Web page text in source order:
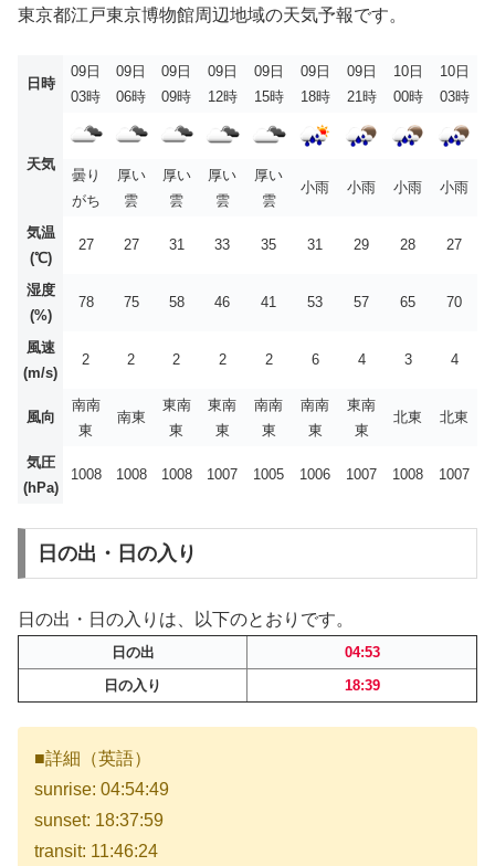
東京都江戸東京博物館周辺地域の天気予報です。
日時
09日
03時
09日
06時
09日
09時
09日
12時
09日
15時
09日
18時
09日
21時
10日
00時
10日
03時
天気
曇り
がち
厚い
雲
厚い
雲
厚い
雲
厚い
雲
小雨 小雨 小雨 小雨
気温
(℃)
27 27 31 33 35 31 29 28 27
湿度
(%)
78 75 58 46 41 53 57 65 70
風速
(m/s)
2 2 2 2 2 6 4 3 4
風向
南南
東
南東
東南
東
東南
東
南南
東
南南
東
東南
東
北東 北東
気圧
(hPa)
1008 1008 1008 1007 1005 1006 1007 1008 1007
日の出・日の入り
日の出・日の入りは、以下のとおりです。
日の出
04:53
日の入り
18:39
■詳細（英語）
sunrise: 04:54:49
sunset: 18:37:59
transit: 11:46:24